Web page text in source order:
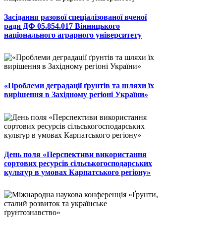
Засідання разової спеціалізованої вченої
ради ДФ 05.854.017 Вінницького
національного аграрного університету
«Проблеми деградації ґрунтів та шляхи їх
вирішення в Західному регіоні України»
День поля «Перспективи використання
сортових ресурсів сільськогосподарських
культур в умовах Карпатського регіону»